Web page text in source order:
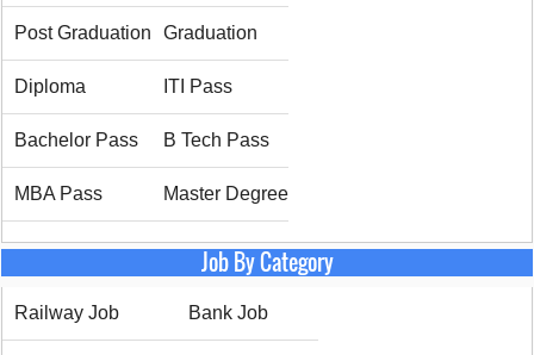
Post Graduation Graduation
Diploma ITI Pass
Bachelor Pass B Tech Pass
MBA Pass Master Degree
Job By Category
Railway Job Bank Job